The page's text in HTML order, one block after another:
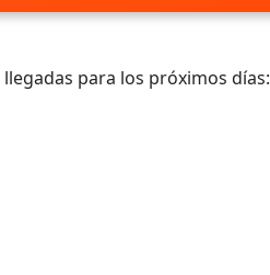
para los próximos días: